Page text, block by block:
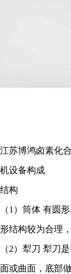
江苏博鸿卤素化
机设备构成
结构
（1）筒体 有圆
形结构较为合理
（2）犁刀 犁刀
面或曲面，底部